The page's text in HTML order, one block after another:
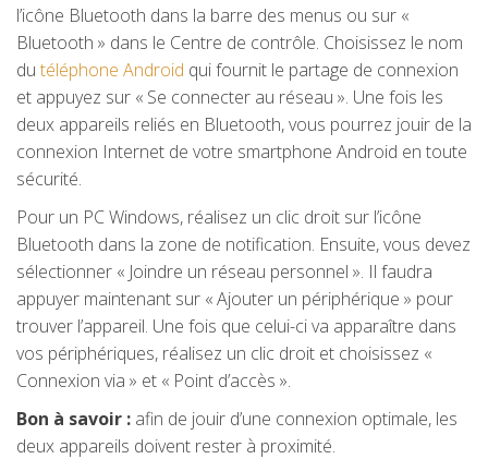
l’icône Bluetooth dans la barre des menus ou sur «
Bluetooth » dans le Centre de contrôle. Choisissez le nom
du téléphone Android qui fournit le partage de connexion
et appuyez sur « Se connecter au réseau ». Une fois les
deux appareils reliés en Bluetooth, vous pourrez jouir de la
connexion Internet de votre smartphone Android en toute
sécurité.
Pour un PC Windows, réalisez un clic droit sur l’icône
Bluetooth dans la zone de notification. Ensuite, vous devez
sélectionner « Joindre un réseau personnel ». Il faudra
appuyer maintenant sur « Ajouter un périphérique » pour
trouver l’appareil. Une fois que celui-ci va apparaître dans
vos périphériques, réalisez un clic droit et choisissez «
Connexion via » et « Point d’accès ».
Bon à savoir : afin de jouir d’une connexion optimale, les
deux appareils doivent rester à proximité.